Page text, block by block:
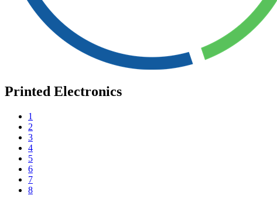
Printed Electronics
1
2
3
4
5
6
7
8